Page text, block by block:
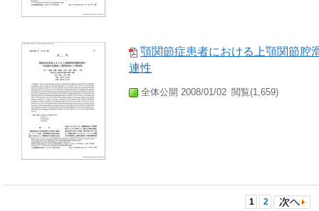
顎関節症患者における上顎関節腔
連性
全体公開 2008/01/02 閲覧(1,659)
1 2